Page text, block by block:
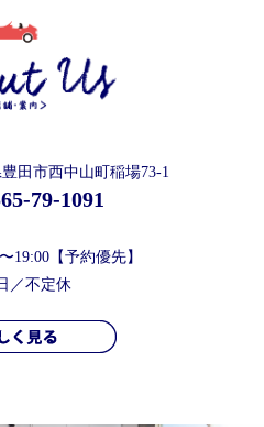
田市西中山町稲場73-1
79-1091
19:00【予約優先】
／不定休